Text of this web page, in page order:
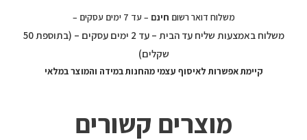
משלוח דואר רשום חינם – עד 7 ימים עסקים –
משלוח באמצעות שליח עד הבית – עד 2 ימים עסקים – (בתוספת 50
שקלים)
קיימת אפשרות לאיסוף עצמי מהחנות במידה והמוצר במלאי
מוצרים קשורים